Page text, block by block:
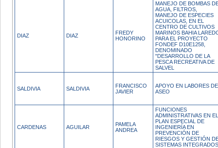
DIAZ DIAZ
FREDY
HONORINO
MANEJO DE BOMBAS
AGUA, FILTROS,
MANEJO DE ESPECIES
ACUICOLAS, EN EL
CENTRO DE CULTIVOS
MARINOS BAHIA
PARA EL PROYECTO
FONDEF D10E1258,
DENOMINADO
"DESARROLLO DE LA
PESCA RECREATIVA DE
SALVEL
SALDIVIA SALDIVIA
FRANCISCO
JAVIER
APOYO EN LABORES DE
ASEO
CARDENAS AGUILAR
PAMELA
ANDREA
FUNCIONES
ADMINISTRATIVAS EN EL
PLAN ESPECIAL DE
INGENIERÍA EN
PREVENCIÓN DE
RIESGOS Y GESTIÓN
SISTEMAS INTEGRADOS